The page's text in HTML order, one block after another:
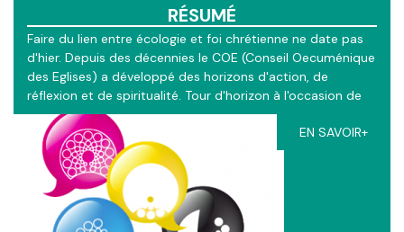
RÉSUMÉ
Faire du lien entre écologie et foi chrétienne ne date pas
d'hier. Depuis des décennies le COE (Conseil Oecuménique
des Eglises) a développé des horizons d'action, de
réflexion et de spiritualité. Tour d'horizon à l'occasion de
l'Assemblée Générale de Busan en Corée.
EN SAVOIR+